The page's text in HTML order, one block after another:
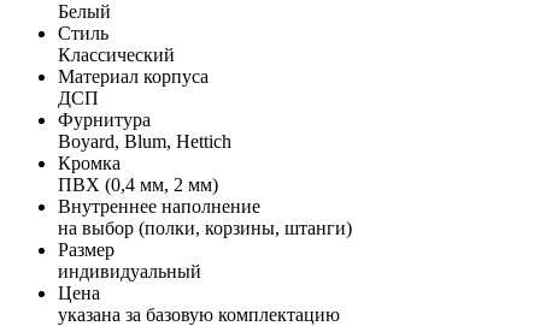
Белый
Стиль
Классический
Материал корпуса
ДСП
Фурнитура
Boyard, Blum, Hettich
Кромка
ПВХ (0,4 мм, 2 мм)
Внутреннее наполнение
на выбор (полки, корзины, штанги)
Размер
индивидуальный
Цена
указана за базовую комплектацию